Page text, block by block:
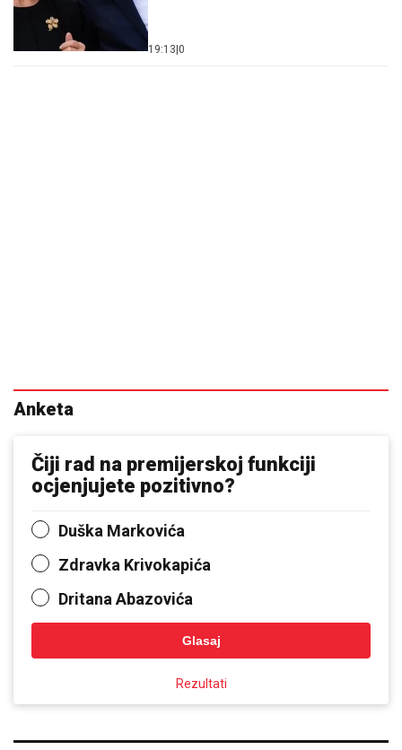
19:13|0
Anketa
Čiji rad na premijerskoj funkciji
ocjenjujete pozitivno?
Duška Markovića
Zdravka Krivokapića
Dritana Abazovića
Glasaj
Rezultati